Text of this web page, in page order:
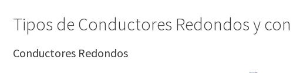
Tipos de Conductores Redondos y
Conductores Redondos